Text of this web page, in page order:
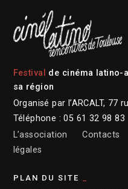
Festival
de cinéma latino-
sa région
Organisé par l’ARCALT, 77
Téléphone : 05 61 32 98 83
L’association
Contacts
légales
PLAN DU SITE